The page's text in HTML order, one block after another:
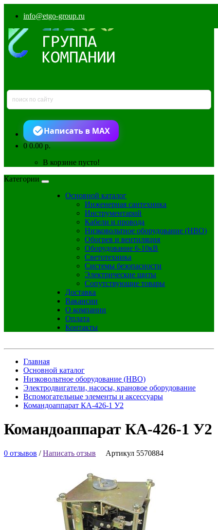
info@etgo-group.ru
Написать в MAX
00.00 р.
В корзине пусто!
Категории
Основной каталог
Инженерная сантехника
Инструментарий
Кабели и провода
Низковольтное оборудование (НВО)
Обогрев и вентиляция
Оборудование 6-10кВ
Светотехника
Системы безопасности
Электрические щиты
Сопутствующие товары
Доставка
Вакансии
О компании
Оплата
Контакты
Главная
Основной каталог
Низковольтное оборудование (НВО)
Электродвигатели, насосы, крановое оборудование
Вспомогательные элементы и аксессуары
Командоаппарат КА-426-1 У2
Командоаппарат КА-426-1 У2
0 отзывов /Написать отзыв Артикул 5570884